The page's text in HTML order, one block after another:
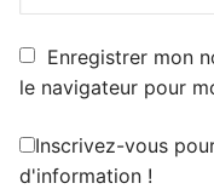
Enregistrer mon
le navigateur pour
Inscrivez-vous
d'information !